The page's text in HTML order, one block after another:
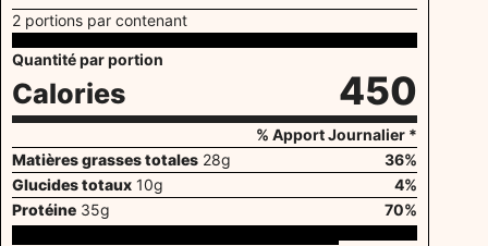
2 portions par contenant
Quantité par portion
Calories 450
% Apport Journalier *
Matières grasses totales 28g 36%
Glucides totaux 10g 4%
Protéine 35g 70%